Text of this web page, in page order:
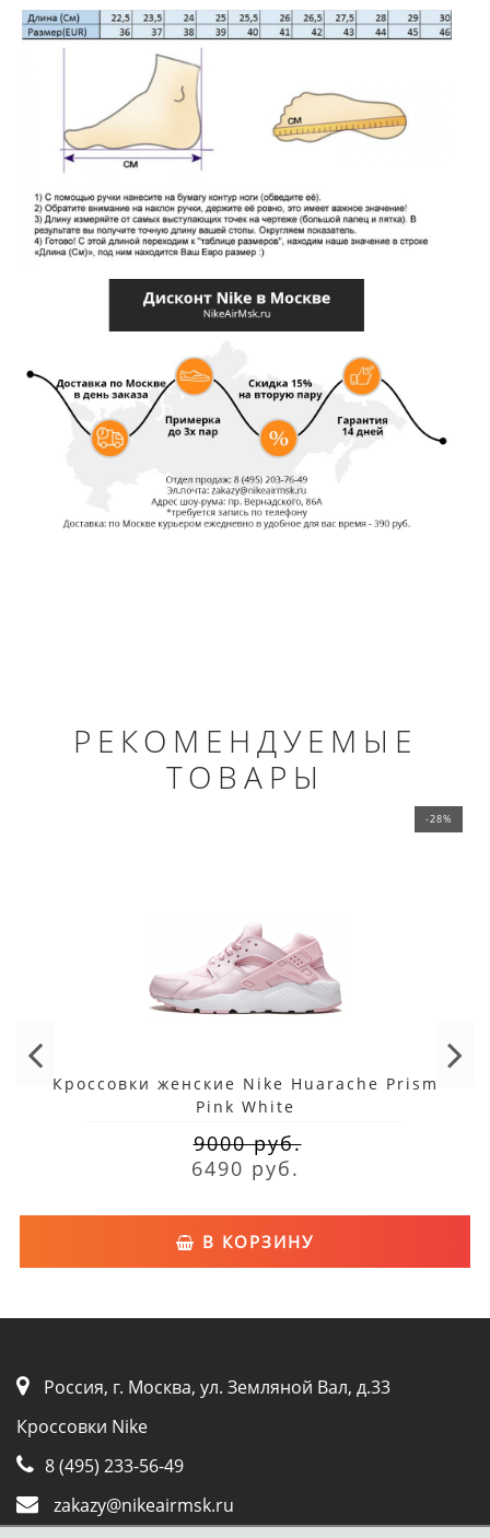
РЕКОМЕНДУЕМЫЕ
ТОВАРЫ
-28%
Кроссовки женские Nike Huarache Prism
Pink White
9000 руб.
6490 руб.
В КОРЗИНУ
Россия, г. Москва, ул. Земляной Вал, д.33
Кроссовки Nike
8 (495) 233-56-49
zakazy@nikeairmsk.ru